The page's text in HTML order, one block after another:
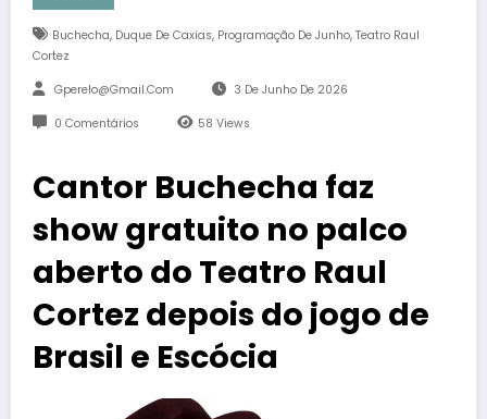
Buchecha, Duque De Caxias, Programação De Junho, Teatro Raul
Cortez
Gperelo@gmail.com 3 De Junho De 2026
0 Comentários 58 Views
Cantor Buchecha faz
show gratuito no palco
aberto do Teatro Raul
Cortez depois do jogo de
Brasil e Escócia